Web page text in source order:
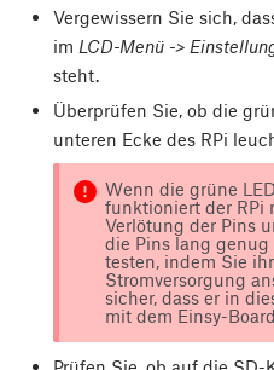
Vergewissern Sie sich,
im LCD-Menü ->
steht.
Überprüfen Sie, ob die
unteren Ecke des RPi
Wenn die grüne
funktioniert der RPi
Verlötung der Pins
die Pins lang
testen, indem Sie
Stromversorgung
sicher, dass er in
mit dem Einsy-